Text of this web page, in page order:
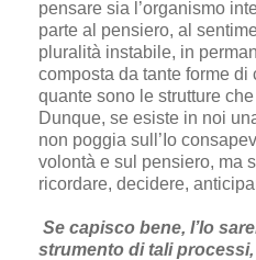
pensare sia l’organismo
parte al pensiero, al
pluralità instabile, in
composta da tante forme
quante sono le strutture
Dunque, se esiste in noi
non poggia sull’Io
volontà e sul pensiero, ma
ricordare, decidere,
Se capisco bene, l’Io
strumento di tali